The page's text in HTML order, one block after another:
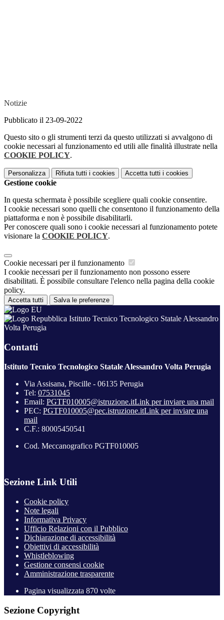
Notizie
Pubblicato il 23-09-2022
Questo sito o gli strumenti terzi da questo utilizzati si avvalgono di
cookie necessari al funzionamento ed utili alle finalità illustrate nella
COOKIE POLICY.
Personalizza Rifiuta tutti i cookies Accetta tutti i cookies
Gestione cookie
In questa schermata è possibile scegliere quali cookie consentire.
I cookie necessari sono quelli che consentono il funzionamento della
piattaforma e non è possibile disabilitarli.
Per conoscere quali sono i cookie necessari al funzionamento potete
visionare la COOKIE POLICY.
Cookie necessari per il funzionamento
I cookie necessari per il funzionamento non possono essere
disabilitati. È possibile consultare l'elenco nella pagina della cookie
policy.
Accetta tutti Salva le preferenze
Istituto Tecnico Tecnologico Statale Alessandro
Volta Perugia
Contatti
Istituto Tecnico Tecnologico Statale Alessandro Volta Perugia
Via Assisana, Piscille - 06135 Perugia
Tel: 07531045
Email: PGTF010005@istruzione.itLink per inviare una mail
PEC: PGTF010005@pec.istruzione.itLink per inviare una
mail
C.F.: 80005450541
Cod. Meccanografico PGTF010005
Sezione Link Utili
Cookie policy
Note legali
Informativa Privacy
Ufficio Relazioni con il Pubblico
Dichiarazione di accessibilità
Obiettivi di accessibilità
Whistleblowing
Gestione consensi cookie
Amministrazione trasparente
Pagina visualizzata 870 volte
Sezione Copyright